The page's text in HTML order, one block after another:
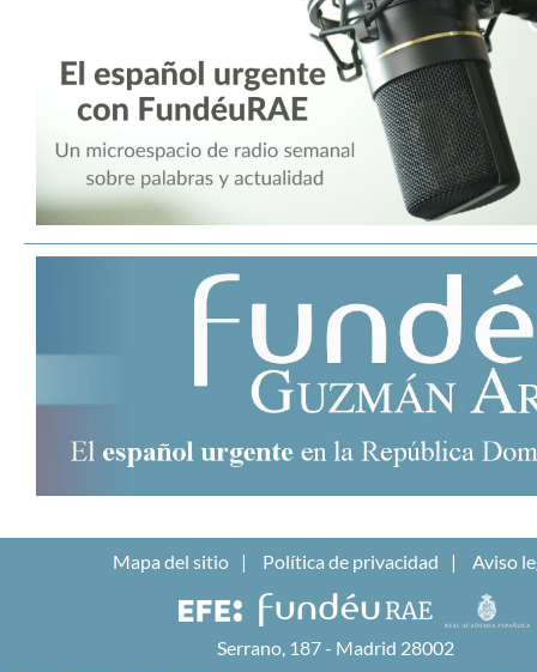
Mapa del sitio Política de privacidad Aviso
Serrano, 187 - Madrid 28002